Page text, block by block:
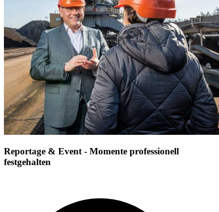
Reportage & Event - Momente professionell
festgehalten